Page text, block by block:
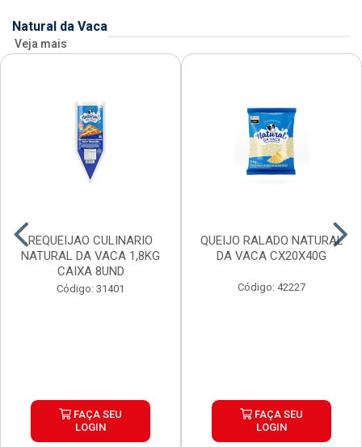
Natural da Vaca
Veja mais
REQUEIJAO CULINARIO
NATURAL DA VACA 1,8KG
CAIXA 8UND
Código: 31401
FAÇA SEU
LOGIN
QUEIJO RALADO NATURAL
DA VACA CX20X40G
Código: 42227
FAÇA SEU
LOGIN